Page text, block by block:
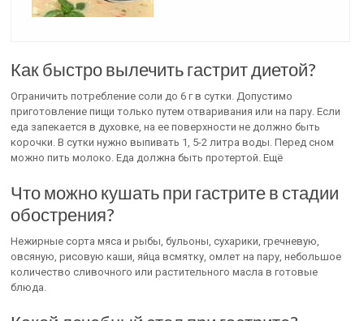
Как быстро вылечить гастрит диетой?
Ограничить потребление соли до 6 г в сутки. Допустимо
приготовление пищи только путем отваривания или на пару. Если
еда запекается в духовке, на ее поверхности не должно быть
корочки. В сутки нужно выпивать 1, 5-2 литра воды. Перед сном
можно пить молоко. Еда должна быть протертой. Ещё
Что можно кушать при гастрите в стадии
обострения?
Нежирные сорта мяса и рыбы, бульоны, сухарики, гречневую,
овсяную, рисовую каши, яйца всмятку, омлет на пару, небольшое
количество сливочного или растительного масла в готовые
блюда.